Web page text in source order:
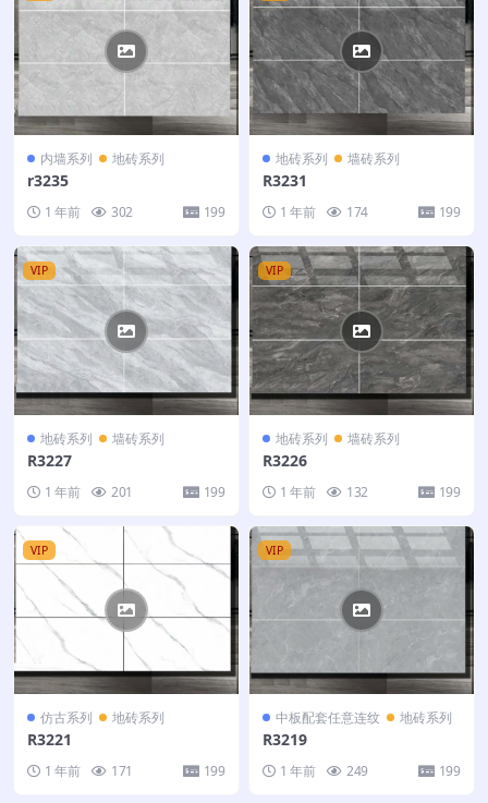
内墙系列 地砖系列
r3235
1 年前 302 199
地砖系列 墙砖系列
R3231
1 年前 174 199
VIP
地砖系列 墙砖系列
R3227
1 年前 201 199
VIP
地砖系列 墙砖系列
R3226
1 年前 132 199
VIP
仿古系列 地砖系列
R3221
1 年前 171 199
VIP
中板配套任意连纹 地砖系列
R3219
1 年前 249 199